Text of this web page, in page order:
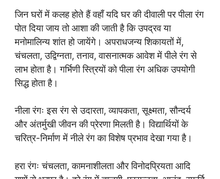
जिन घरों में कलह होते हैं वहाँ यदि घर की दीवाली पर पीला रंग
पोत दिया जाय तो आशा की जाती है कि उपद्रव या
मनोमालिन्य शांत हो जायेंगे। अपराधजन्य शिकायतों में,
चंचलता, उद्विग्नता, तनाव, वासनात्मक आवेश में पीले रंग से
लाभ होता है। गर्भिणी स्त्रियों को पीला रंग अधिक उपयोगी
सिद्ध होता है।
नीला रंगः इस रंग से उदारता, व्यापकता, सूक्ष्मता, सौन्दर्य
और अंतर्मुखी जीवन की प्रेरणा मिलती है। विद्यार्थियों के
चरित्र-निर्माण में नीले रंग का विशेष प्रभाव देखा गया है।
हरा रंगः चंचलता, कामनाशीलता और विनोदप्रियता आदि